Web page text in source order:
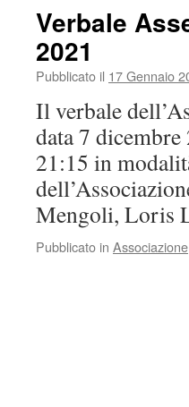
Verbale
2021
Pubblicato il 17 Gennaio
Il verbale
data 7
21:15 in
Mengoli, Loris
Pubblicato in Associazione